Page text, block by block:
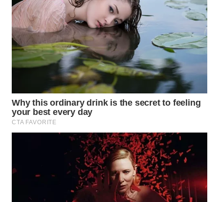
WN
LABUANBAJO
WN
BORNEO
Wahana
Media
Group
WAHANA
TANI